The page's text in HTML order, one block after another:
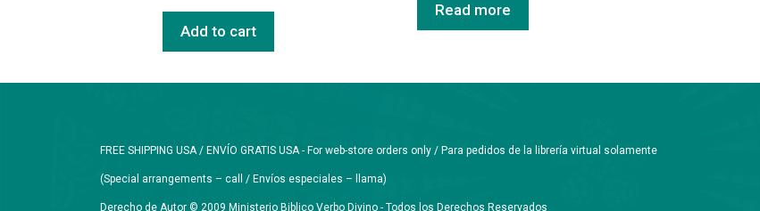
Add to cart
Read more
FREE SHIPPING USA / ENVÍO GRATIS USA - For web-store orders only / Para pedidos de la librería virtual solamente
(Special arrangements – call / Envíos especiales – llama)
Derecho de Autor © 2009 Ministerio Biblico Verbo Divino - Todos los Derechos Reservados